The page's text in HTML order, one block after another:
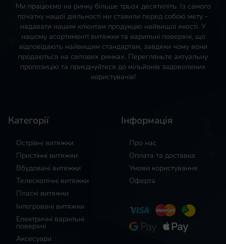
Ми працюємо на ринку більше трьох десятиліть. Із самого
початку нашої діяльності ми ставили перед собою мету –
надавати нашим клієнтам продукцію найвищої якості. У
нашому асортименті витяжки та варильні поверхні, що
відповідають найвищим стандартам, завдяки чому вони
продаються на світових ринках. Перегляньте актуальну
пропозицію та приєднуйтеся до мільйонів задоволених
користувачів!
Категорії
Острівні витяжки
Пристінні витяжки
Вбудовані витяжки
Телескопічні витяжки
Пласкі витяжки
Інтегровані витяжки
Електричні варильні
поверхні
Аксесуари
Інформація
Про нас
Оплата та доставка
Умови користування
Оферта